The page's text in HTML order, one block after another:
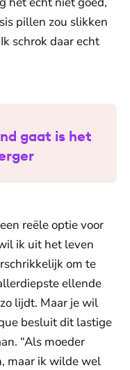
pillen zou slikken
schrok daar echt
gaat is het
reële optie voor
ik uit het leven
om te
ellende
lijdt. Maar je wil
besluit dit lastige
“Als moeder
maar ik wilde wel